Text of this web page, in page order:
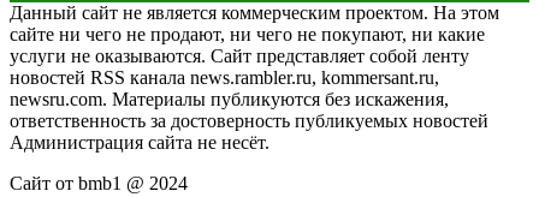
Данный сайт не является коммерческим проектом. На этом
сайте ни чего не продают, ни чего не покупают, ни какие
услуги не оказываются. Сайт представляет собой ленту
новостей RSS канала news.rambler.ru, kommersant.ru,
newsru.com. Материалы публикуются без искажения,
ответственность за достоверность публикуемых новостей
Администрация сайта не несёт.
Сайт от bmb1 @ 2024